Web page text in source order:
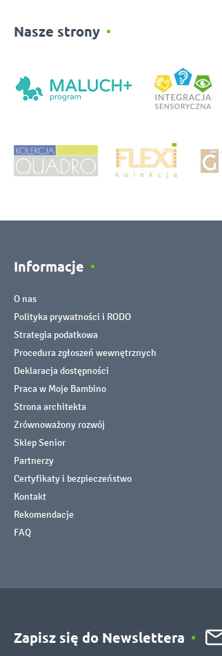
Nasze strony
Informacje
O nas
Polityka prywatności i RODO
Strategia podatkowa
Procedura zgłoszeń wewnętrznych
Deklaracja dostępności
Praca w Moje Bambino
Strona architekta
Zrównoważony rozwój
Sklep Senior
Partnerzy
Certyfikaty i bezpieczeństwo
Kontakt
Rekomendacje
FAQ
Zapisz się do Newslettera